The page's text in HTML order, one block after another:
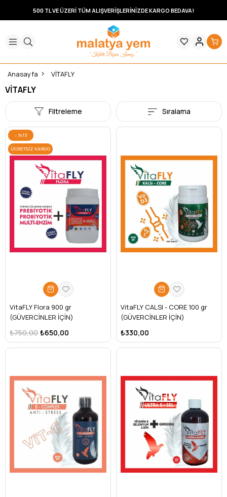
500 TL VE ÜZERİ TÜM ALIŞVERİŞLERİNİZDE KARGO BEDAVA!
Anasayfa VİTAFLY
VİTAFLY
Filtreleme Sıralama
VitaFLY Flora 900 gr
(GÜVERCİNLER İÇİN)
₺650,00
₺750,00
%13
ÜCRETSIZ KARGO
VitaFLY CALSI - CORE 100 gr
(GÜVERCİNLER İÇİN)
₺330,00